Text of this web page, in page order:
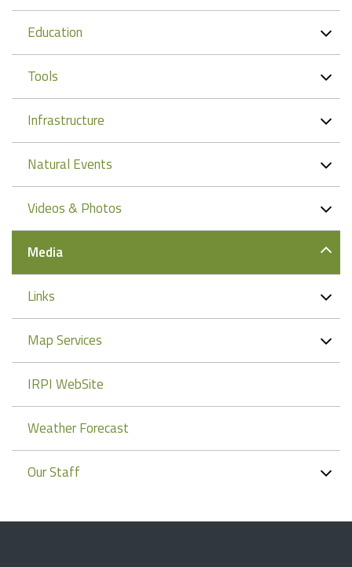
Education
Tools
Infrastructure
Natural Events
Videos & Photos
Media
Links
Map Services
IRPI WebSite
Weather Forecast
Our Staff